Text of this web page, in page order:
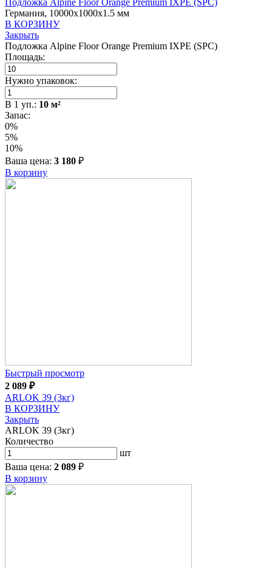
Подложка Alpine Floor Orange Premium IXPE (SPC)
Германия, 10000x1000x1.5 мм
В КОРЗИНУ
Закрыть
Подложка Alpine Floor Orange Premium IXPE (SPC)
Площадь:
Нужно упаковок:
В 1 уп.: 10 м²
Запас:
0%
5%
10%
Ваша цена: 3 180 ₽
В корзину
Быстрый просмотр
2 089 ₽
ARLOK 39 (3кг)
В КОРЗИНУ
Закрыть
ARLOK 39 (3кг)
Количество
шт
Ваша цена: 2 089 ₽
В корзину